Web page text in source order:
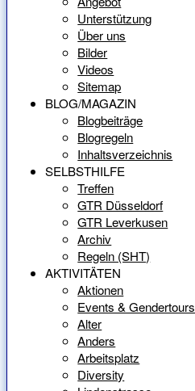
Unterstützung
Über uns
Bilder
Videos
Sitemap
BLOG/MAGAZIN
Blogbeiträge
Blogregeln
Inhaltsverzeichnis
SELBSTHILFE
Treffen
GTR Düsseldorf
GTR Leverkusen
Archiv
Regeln (SHT)
AKTIVITÄTEN
Aktionen
Events & Gendertours
Alter
Anders
Arbeitsplatz
Diversity